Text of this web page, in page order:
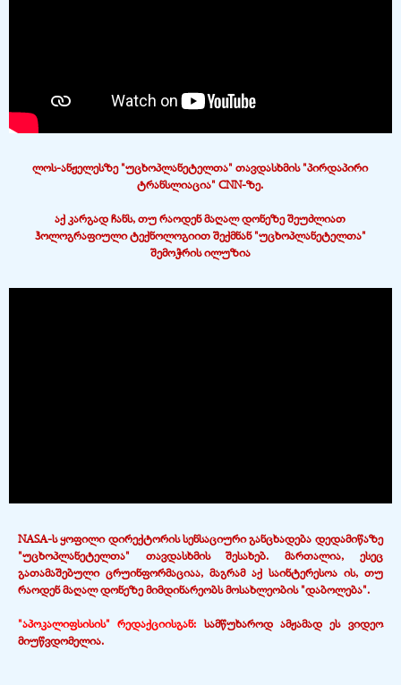
ლოს-ანჟელესზე "უცხოპლანეტელთა" თავდასხმის "პირდაპირი
ტრანსლიაცია" CNN-ზე.
აქ კარგად ჩანს, თუ რაოდენ მაღალ დონეზე შეუძლიათ
ჰოლოგრაფიული ტექნოლოგიითშექმნან "უცხოპლანეტელთა"
შემოჭრის ილუზია
NASA-ს ყოფილი დირექტორის სენსაციური განცხადება დედამიწაზე
"უცხოპლანეტელთა" თავდასხმის შესახებ. მართალია, ესეც
გათამაშებული ცრუინფორმაციაა, მაგრამ აქ საინტერესოა ის, თუ
რაოდენ მაღალ დონეზე მიმდინარეობს მოსახლეობის "დაბოლება".
"აპოკალიფსისის" რედაქციისგან: სამწუხაროდ ამჟამად ეს ვიდეო
მიუწვდომელია.